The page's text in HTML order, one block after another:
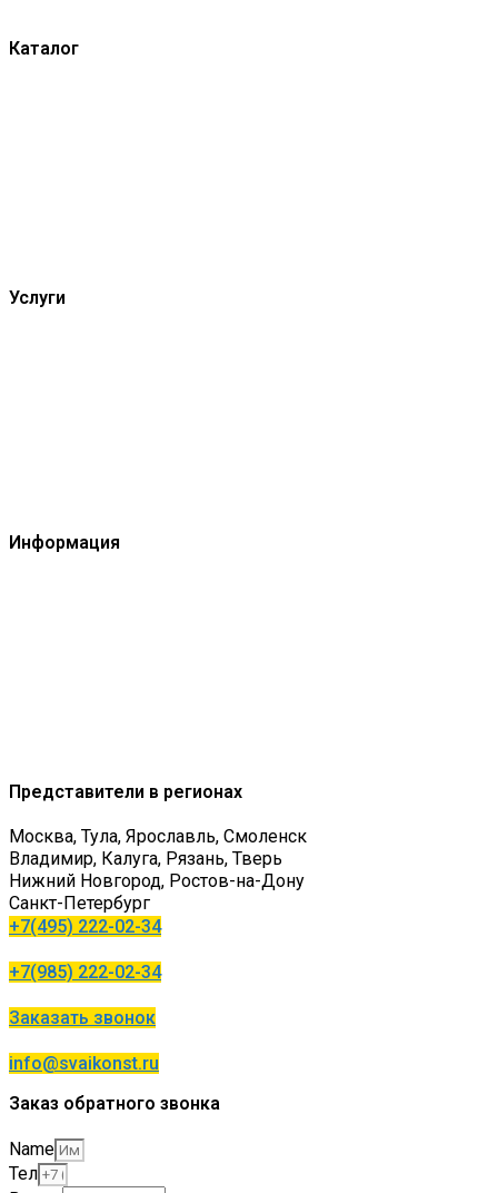
Каталог
Услуги
Информация
Представители в регионах
Москва, Тула, Ярославль, Смоленск
Владимир, Калуга, Рязань, Тверь
Нижний Новгород, Ростов-на-Дону
Санкт-Петербург
+7(495) 222-02-34
+7(985) 222-02-34
Заказать звонок
info@svaikonst.ru
Заказ обратного звонка
Name
Тел